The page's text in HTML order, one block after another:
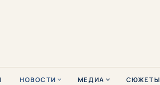
НОВОСТИ МЕДИА СЮЖЕТЫ